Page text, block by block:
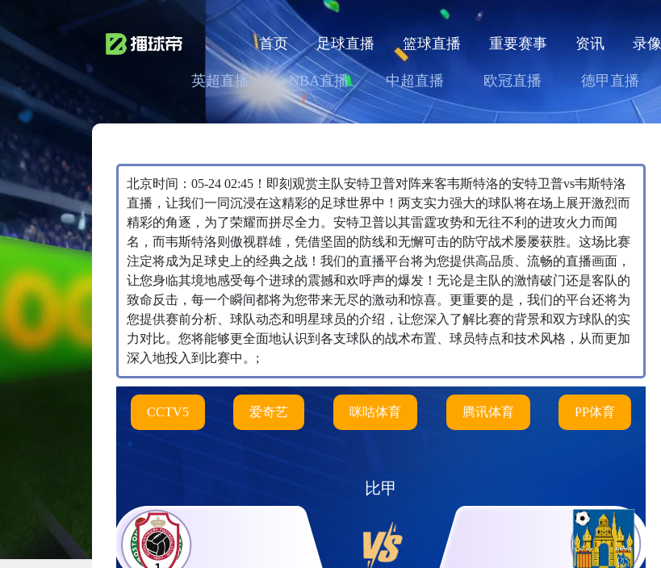
首页 足球直播 篮球直播 重要赛事 资讯 录像
英超直播 NBA直播 中超直播 欧冠直播 德甲直播
北京时间：05-24 02:45！即刻观赏主队安特卫普对阵来客韦斯特洛的安特卫普vs韦斯特洛
直播，让我们一同沉浸在这精彩的足球世界中！两支实力强大的球队将在场上展开激烈而
精彩的角逐，为了荣耀而拼尽全力。安特卫普以其雷霆攻势和无往不利的进攻火力而闻
名，而韦斯特洛则傲视群雄，凭借坚固的防线和无懈可击的防守战术屡屡获胜。这场比赛
注定将成为足球史上的经典之战！我们的直播平台将为您提供高品质、流畅的直播画面，
让您身临其境地感受每个进球的震撼和欢呼声的爆发！无论是主队的激情破门还是客队的
致命反击，每一个瞬间都将为您带来无尽的激动和惊喜。更重要的是，我们的平台还将为
您提供赛前分析、球队动态和明星球员的介绍，让您深入了解比赛的背景和双方球队的实
力对比。您将能够更全面地认识到各支球队的战术布置、球员特点和技术风格，从而更加
深入地投入到比赛中。;
CCTV5 爱奇艺 咪咕体育 腾讯体育 PP体育
比甲